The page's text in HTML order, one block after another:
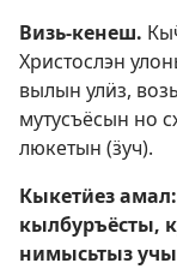
Визь-кенеш.
Христослэн
вылын улӥз,
мутусъёсын но
люкетын (ӟуч).
Кыкетӥез
кылбуръёсты,
нимысьтыз